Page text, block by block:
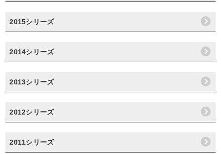
2015シリーズ
2014シリーズ
2013シリーズ
2012シリーズ
2011シリーズ